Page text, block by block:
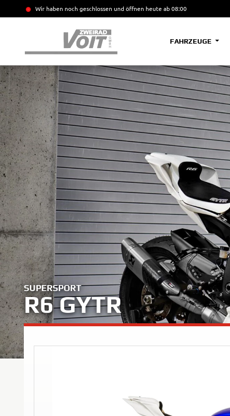
Wir haben noch geschlossen und öffnen heute ab 08:00
FAHRZEUGE
SUPERSPORT
R6 GYTR